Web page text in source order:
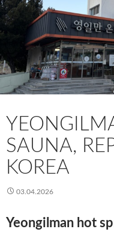
SAUNA,
KOREA
03.04.2026
Yeongilman hot